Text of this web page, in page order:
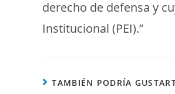
derecho de defensa y
Institucional (PEI).”
TAMBIÉN PODRÍA